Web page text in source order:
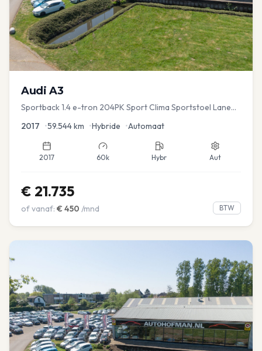
Audi A3
Sportback 1.4 e-tron 204PK Sport Clima Sportstoel Lane
2017 •59.544km •Hybride •Automaat
2017 60k Hybr Aut
€ 21.735
of vanaf: € 450 /mnd BTW